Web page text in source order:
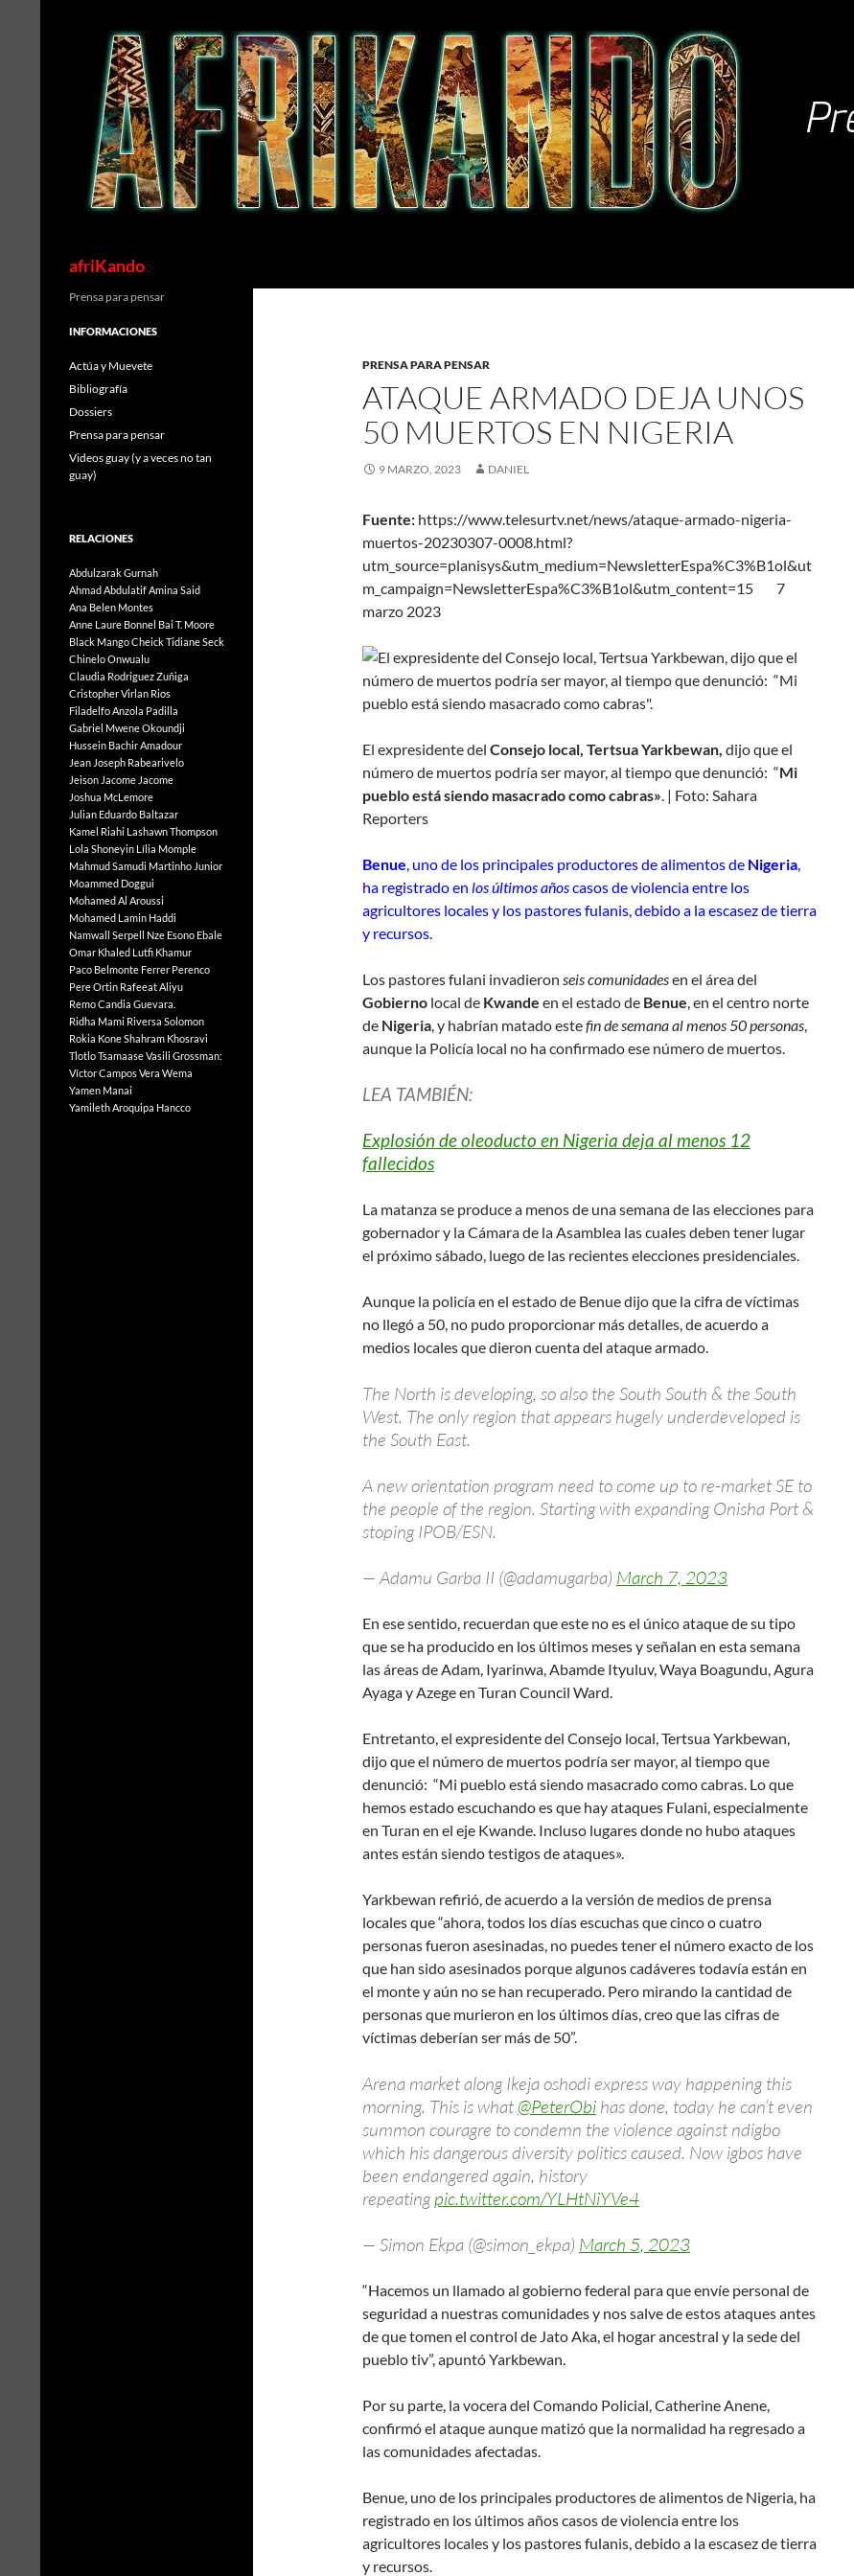
afriKando
PRENSA PARA PENSAR
ATAQUE ARMADO DEJA UNOS
50 MUERTOS EN NIGERIA
9 MARZO, 2023 DANIEL
Fuente: https://www.telesurtv.net/news/ataque-armado-nigeria-
muertos-20230307-0008.html?
utm_source=planisys&utm_medium=NewsletterEspa%C3%B1ol&ut
m_campaign=NewsletterEspa%C3%B1ol&utm_content=15 7
marzo 2023
El expresidente del Consejo local, Tertsua Yarkbewan, dijo que el
número de muertos podría ser mayor, al tiempo que denunció: “Mi
pueblo está siendo masacrado como cabras». | Foto: Sahara
Reporters
Benue, uno de los principales productores de alimentos de Nigeria,
ha registrado en los últimos añoscasos de violencia entre los
agricultores locales y los pastores fulanis, debido a la escasez de tierra
y recursos.
Los pastores fulani invadieron seis comunidadesen el área del
Gobierno local de Kwande en el estado de Benue, en el centro norte
de Nigeria, y habrían matado estefin de semana al menos 50 personas,
aunque la Policía local no ha confirmado ese número de muertos.
LEA TAMBIÉN:
Explosión de oleoducto en Nigeria deja al menos 12
fallecidos
La matanza se produce a menos de una semana de las elecciones para
gobernador y la Cámara de la Asamblea las cuales deben tener lugar
el próximo sábado, luego de las recientes elecciones presidenciales.
Aunque la policía en el estado de Benue dijo que la cifra de víctimas
no llegó a 50, no pudo proporcionar más detalles, de acuerdo a
medios locales que dieron cuenta del ataque armado.
The North is developing, so also the South South & the South
West. The only region that appears hugely underdeveloped is
the South East.
A new orientation program need to come up to re-market SE to
the people of the region. Starting with expanding Onisha Port &
stoping IPOB/ESN.
— Adamu Garba II (@adamugarba) March 7, 2023
En ese sentido, recuerdan que este no es el único ataque de su tipo
que se ha producido en los últimos meses y señalan en esta semana
las áreas de Adam, Iyarinwa, Abamde Ityuluv, Waya Boagundu, Agura
Ayaga y Azege en Turan Council Ward.
Entretanto, el expresidente del Consejo local, Tertsua Yarkbewan,
dijo que el número de muertos podría ser mayor, al tiempo que
denunció: “Mi pueblo está siendo masacrado como cabras. Lo que
hemos estado escuchando es que hay ataques Fulani, especialmente
en Turan en el eje Kwande. Incluso lugares donde no hubo ataques
antes están siendo testigos de ataques».
Yarkbewan refirió, de acuerdo a la versión de medios de prensa
locales que “ahora, todos los días escuchas que cinco o cuatro
personas fueron asesinadas, no puedes tener el número exacto de los
que han sido asesinados porque algunos cadáveres todavía están en
el monte y aún no se han recuperado. Pero mirando la cantidad de
personas que murieron en los últimos días, creo que las cifras de
víctimas deberían ser más de 50”.
Arena market along Ikeja oshodi express way happening this
morning. This is what @PeterObi has done, today he can’t even
summon couragre to condemn the violence against ndigbo
which his dangerous diversity politics caused. Now igbos have
been endangered again, history
repeatingpic.twitter.com/YLHtNiYVe4
— Simon Ekpa (@simon_ekpa) March 5, 2023
“Hacemos un llamado al gobierno federal para que envíe personal de
seguridad a nuestras comunidades y nos salve de estos ataques antes
de que tomen el control de Jato Aka, el hogar ancestral y la sede del
pueblo tiv”, apuntó Yarkbewan.
Por su parte, la vocera del Comando Policial, Catherine Anene,
confirmó el ataque aunque matizó que la normalidad ha regresado a
las comunidades afectadas.
Benue, uno de los principales productores de alimentos de Nigeria, ha
registrado en los últimos años casos de violencia entre los
agricultores locales y los pastores fulanis, debido a la escasez de tierra
y recursos.
Prensa para pensar
INFORMACIONES
Actúa y Muevete
Bibliografía
Dossiers
Prensa para pensar
Videos guay (y a veces no tan
guay)
RELACIONES
Abdulzarak Gurnah
Ahmad AbdulatifAmina Said
Ana Belen Montes
Anne Laure Bonnel Bai T. Moore
Black MangoCheick Tidiane Seck
Chinelo Onwualu
Claudia Rodriguez Zuñiga
Cristopher Virlan Rios
Filadelfo Anzola Padilla
Gabriel Mwene Okoundji
Hussein Bachir Amadour
Jean Joseph Rabearivelo
Jeison Jacome Jacome
Joshua McLemore
Julian Eduardo Baltazar
Kamel Riahi Lashawn Thompson
Lola Shoneyin Lília Momple
Mahmud Samudi Martinho Junior
Moammed Doggui
Mohamed Al Aroussi
Mohamed Lamin Haddi
Namwall Serpell Nze Esono Ebale
Omar Khaled Lutfi Khamur
Paco Belmonte Ferrer Perenco
Pere Ortin Rafeeat Aliyu
Remo Candia Guevara.
Ridha Mami Riversa Solomon
Rokia KoneShahram Khosravi
Tlotlo TsamaaseVasili Grossman:
Víctor Campos Vera Wema
Yamen Manai
Yamileth Aroquipa Hancco